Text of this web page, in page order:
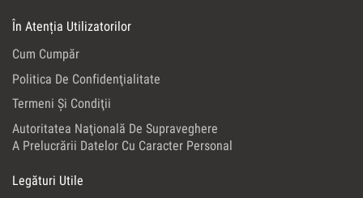
În Atenția Utilizatorilor
Cum Cumpăr
Politica De Confidenţialitate
Termeni Şi Condiţii
Autoritatea Naţională De Supraveghere
A Prelucrării Datelor Cu Caracter Personal
Legături Utile